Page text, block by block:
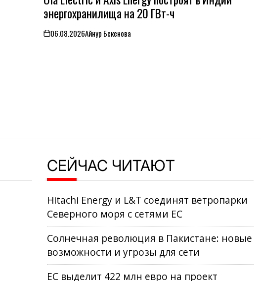
энергохранилища на 20 ГВт-ч
on06.08.2026Айнур Бекенова
СЕЙЧАС ЧИТАЮТ
Hitachi Energy и L&T соединят ветропарки
Северного моря с сетями ЕС
Солнечная революция в Пакистане: новые
возможности и угрозы для сети
ЕС выделит 422 млн евро на проект